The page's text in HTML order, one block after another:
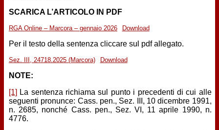
SCARICA L’ARTICOLO IN PDF
RGA Online – Marcora – gennaio 2026 Download
Per il testo della sentenza cliccare sul pdf allegato.
Sez. III, 24718.2025 (Marcora) Download
NOTE:
[1] La sentenza richiama sul punto i precedenti di cui alle
seguenti pronunce: Cass. pen., Sez. III, 10 dicembre 1991,
n. 2685, nonché Cass. pen., Sez. VI, 11 aprile 1990, n.
4776.